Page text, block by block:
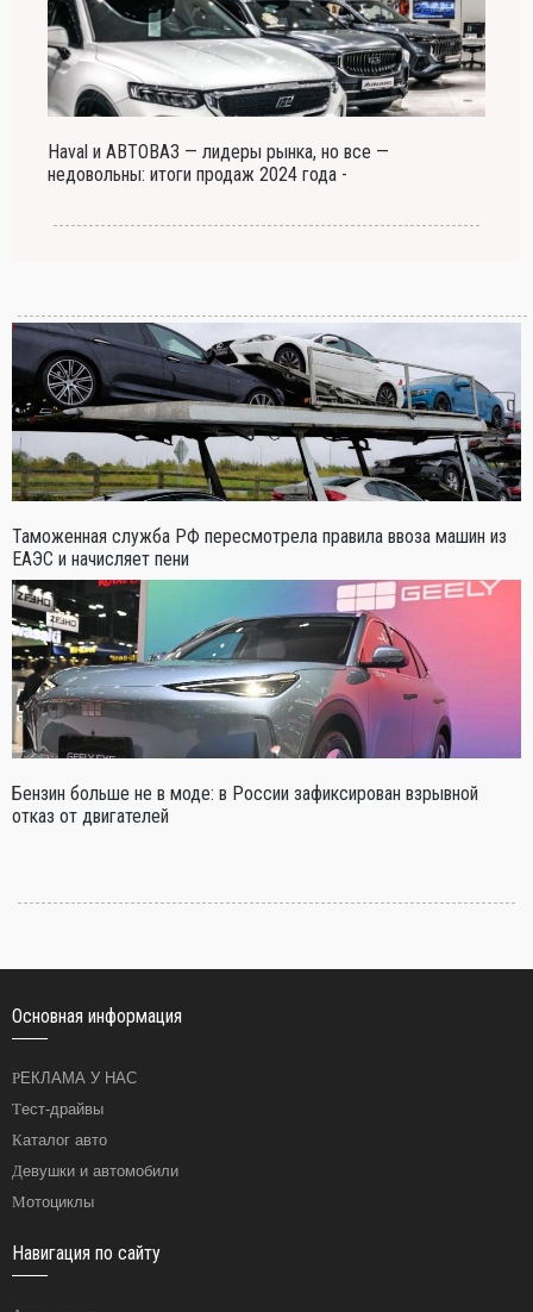
Haval и АВТОВАЗ — лидеры рынка, но все —
недовольны: итоги продаж 2024 года -
Таможенная служба РФ пересмотрела правила ввоза машин из
ЕАЭС и начисляет пени
Бензин больше не в моде: в России зафиксирован взрывной
отказ от двигателей
Основная информация
РЕКЛАМА У НАС
Тест-драйвы
Каталог авто
Девушки и автомобили
Мотоциклы
Навигация по сайту